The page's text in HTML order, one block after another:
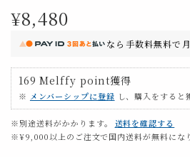
¥8,480
なら 手数料無料で
169 Melffy point獲得
※ メンバーシップに登録 し、購入をすると
※別途送料がかかります。
送料を確認する
※¥9,000以上のご注文で国内送料が無料にな